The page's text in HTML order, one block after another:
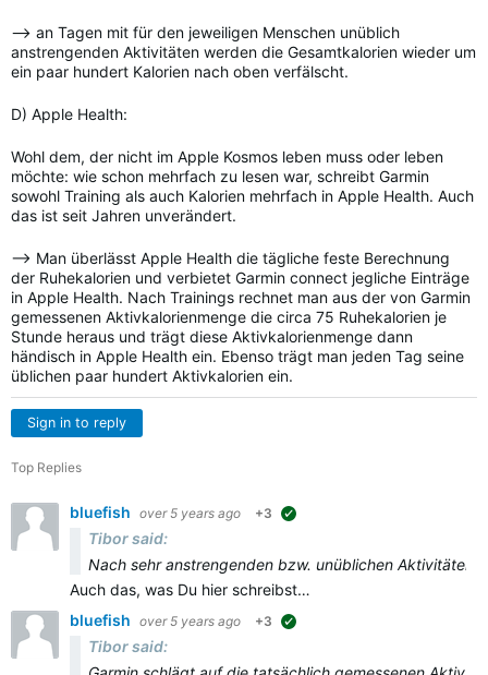
—> an Tagen mit für den jeweiligen Menschen unüblich
anstrengenden Aktivitäten werden die Gesamtkalorien wieder um
ein paar hundert Kalorien nach oben verfälscht.
D) Apple Health:
Wohl dem, der nicht im Apple Kosmos leben muss oder leben
möchte: wie schon mehrfach zu lesen war, schreibt Garmin
sowohl Training als auch Kalorien mehrfach in Apple Health. Auch
das ist seit Jahren unverändert.
—> Man überlässt Apple Health die tägliche feste Berechnung
der Ruhekalorien und verbietet Garmin connect jegliche Einträge
in Apple Health. Nach Trainings rechnet man aus der von Garmin
gemessenen Aktivkalorienmenge die circa 75 Ruhekalorien je
Stunde heraus und trägt diese Aktivkalorienmenge dann
händisch in Apple Health ein. Ebenso trägt man jeden Tag seine
üblichen paar hundert Aktivkalorien ein.
Sign in to reply
Top Replies
bluefish over 5 years ago +3
Tibor said:
Nach sehr anstrengenden bzw. unüblichen Aktivitäten
Auch das, was Du hier schreibst…
bluefish over 5 years ago +3
Tibor said: